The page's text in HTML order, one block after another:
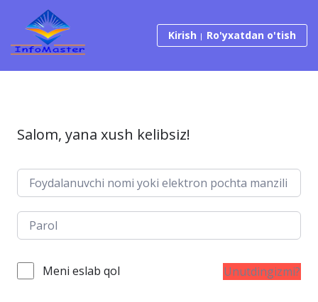
Tarkibga o‘tish
Kirish Ro'yxatdan o'tish
Salom, yana xush kelibsiz!
Meni eslab qol Unutdingizmi?